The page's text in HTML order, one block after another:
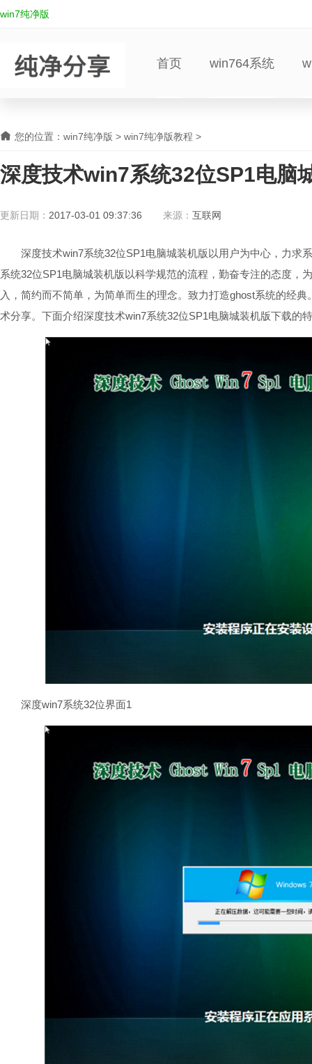
win7纯净版
首页 win764系统
您的位置： win7纯净版 > win7纯净版教程 >
深度技术win7系统32位SP1电脑
更新日期： 2017-03-01 09:37:36 来源： 互联网
深度技术win7系统32位SP1电脑城装机版以用户为中心，力求
系统32位SP1电脑城装机版以科学规范的流程，勤奋专注的态度，
入，简约而不简单，为简单而生的理念。致力打造ghost系统的经
术分享。下面介绍深度技术win7系统32位SP1电脑城装机版下载的
深度win7系统32位界面1